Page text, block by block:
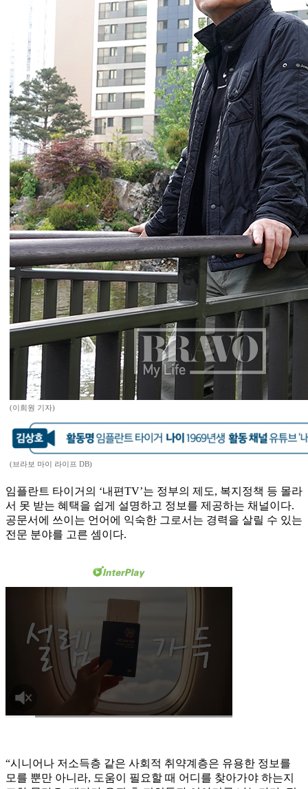
(이희원 기자)
(브라보 마이 라이프 DB)
임플란트 타이거의 ‘내편TV’는 정부의 제도, 복지정책 등 몰라
서 못 받는 혜택을 쉽게 설명하고 정보를 제공하는 채널이다.
공문서에 쓰이는 언어에 익숙한 그로서는 경력을 살릴 수 있는
전문 분야를 고른 셈이다.
“시니어나 저소득층 같은 사회적 취약계층은 유용한 정보를
모를 뿐만 아니라, 도움이 필요할 때 어디를 찾아가야 하는지